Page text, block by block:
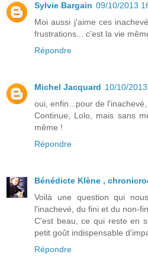
Sylvie Bargain 09/10/2013
Moi aussi j'aime ces
frustrations... c'est la vie
Répondre
Michel Jacquard 10/10/
oui, enfin...pour de
Continue, Lolo, mais sans
même !
Répondre
Bénédicte Klène ,
Voilà une question qui
l'inachevé, du fini et du non-
C'est beau, ce qui reste en
petit goût indispensable
Répondre